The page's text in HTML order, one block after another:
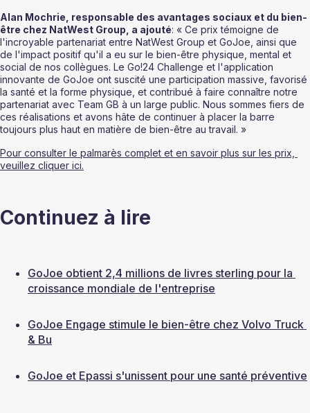
Alan Mochrie, responsable des avantages sociaux et du bien-
être chez NatWest Group, a ajouté: « Ce prix témoigne de
l'incroyable partenariat entre NatWest Group et GoJoe, ainsi que
de l'impact positif qu'il a eu sur le bien-être physique, mental et
social de nos collègues. Le Go!24 Challenge et l'application
innovante de GoJoe ont suscité une participation massive, favorisé
la santé et la forme physique, et contribué à faire connaître notre
partenariat avec Team GB à un large public. Nous sommes fiers de
ces réalisations et avons hâte de continuer à placer la barre
toujours plus haut en matière de bien-être au travail. »
Pour consulter le palmarès complet et en savoir plus sur les prix,
veuillez cliquer ici.
Continuez à lire
GoJoe obtient 2,4 millions de livres sterling pour la
croissance mondiale de l'entreprise
GoJoe Engage stimule le bien-être chez Volvo Truck
& Bu
GoJoe et Epassi s'unissent pour une santé préventive